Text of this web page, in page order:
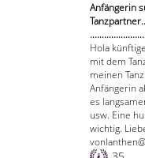
Anfängerin
Hola
mit dem
meinen
Anfängerin
es
usw. Eine
wichtig.